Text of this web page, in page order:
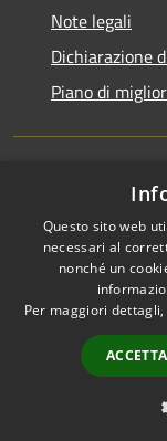
Note legali
Dichiarazione
Piano di
Accessibilità
Privacy
Mappa del sito
Questo sito web
necessari al
nonché un
Per maggiori